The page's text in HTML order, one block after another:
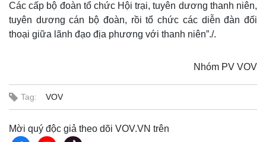
Các cấp bộ đoàn tổ chức Hội trại, tuyên dương thanh niên,
tuyên dương cán bộ đoàn, rồi tổ chức các diễn đàn đối
thoại giữa lãnh đạo địa phương với thanh niên”./.
Nhóm PV VOV
Tag: VOV
Mời quý độc giả theo dõi VOV.VN trên